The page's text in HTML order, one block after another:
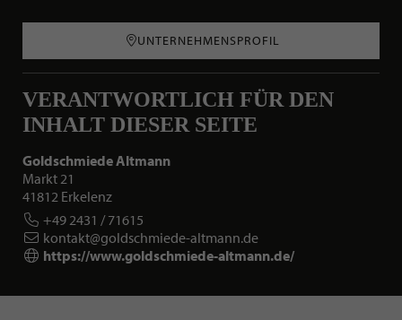
UNTERNEHMENSPROFIL
VERANTWORTLICH FÜR DEN
INHALT DIESER SEITE
Goldschmiede Altmann
Markt 21
41812 Erkelenz
+49 2431 / 71615
kontakt@goldschmiede-altmann.de
https://www.goldschmiede-altmann.de/